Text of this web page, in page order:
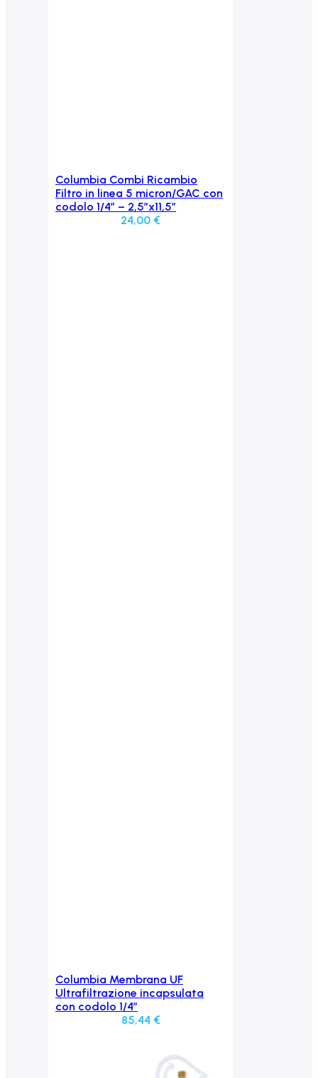
Aggiungi al carrello
Columbia Combi Ricambio
Filtro in linea 5 micron/GAC con
codolo 1/4″ – 2,5″x11,5″
24,00 €
Aggiungi al carrello
Columbia Membrana UF
Ultrafiltrazione incapsulata
con codolo 1/4”
85,44 €